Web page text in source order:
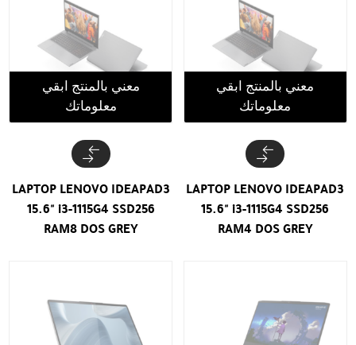
معني بالمنتج ابقي
معلوماتك
LAPTOP LENOVO IDEAPAD3
15.6" i3-1115G4 SSD256
RAM4 DOS GREY
معني بالمنتج ابقي
معلوماتك
LAPTOP LENOVO IDEAPAD3
15.6" i3-1115G4 SSD256
RAM8 DOS GREY